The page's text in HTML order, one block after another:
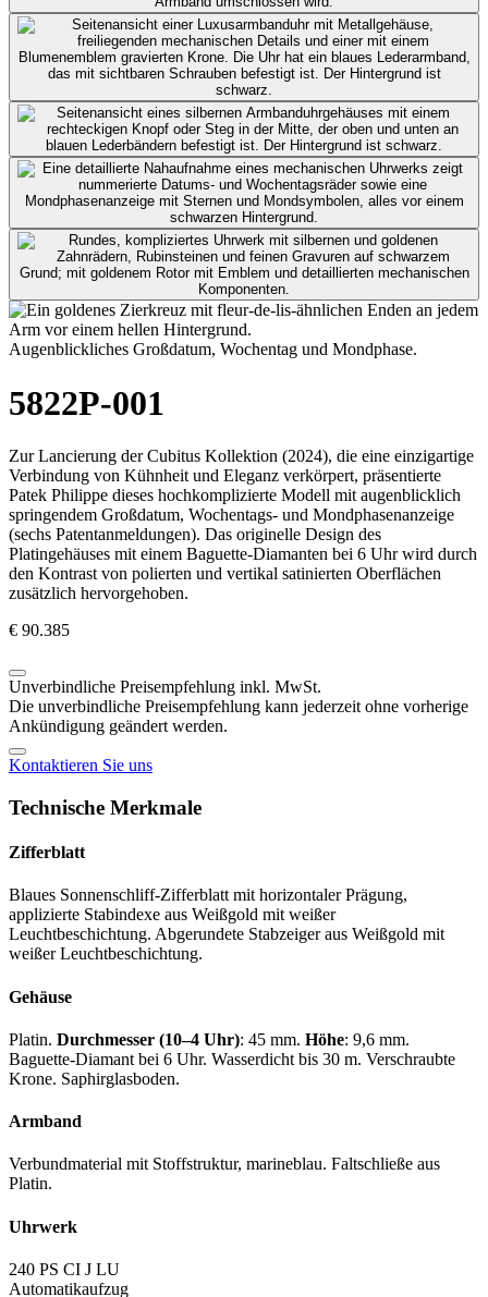
Augenblickliches Großdatum, Wochentag und Mondphase.
5822P-001
Zur Lancierung der Cubitus Kollektion (2024), die eine einzigartige
Verbindung von Kühnheit und Eleganz verkörpert, präsentierte
Patek Philippe dieses hochkomplizierte Modell mit augenblicklich
springendem Großdatum, Wochentags- und Mondphasenanzeige
(sechs Patentanmeldungen). Das originelle Design des
Platingehäuses mit einem Baguette-Diamanten bei 6 Uhr wird durch
den Kontrast von polierten und vertikal satinierten Oberflächen
zusätzlich hervorgehoben.
€ 90.385
Unverbindliche Preisempfehlung inkl. MwSt.
Die unverbindliche Preisempfehlung kann jederzeit ohne vorherige
Ankündigung geändert werden.
Kontaktieren Sie uns
Technische Merkmale
Zifferblatt
Blaues Sonnenschliff-Zifferblatt mit horizontaler Prägung,
applizierte Stabindexe aus Weißgold mit weißer
Leuchtbeschichtung. Abgerundete Stabzeiger aus Weißgold mit
weißer Leuchtbeschichtung.
Gehäuse
Platin. Durchmesser (10–4 Uhr): 45 mm. Höhe: 9,6 mm.
Baguette-Diamant bei 6 Uhr. Wasserdicht bis 30 m. Verschraubte
Krone. Saphirglasboden.
Armband
Verbundmaterial mit Stoffstruktur, marineblau. Faltschließe aus
Platin.
Uhrwerk
240 PS CI J LU
Automatikaufzug